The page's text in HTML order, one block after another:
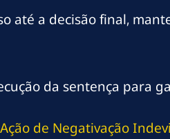
até a decisão final,
da sentença para
de Negativação